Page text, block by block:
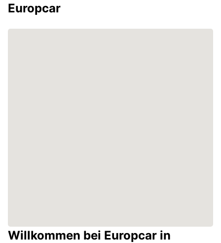
Europcar
Willkommen bei Europcar in